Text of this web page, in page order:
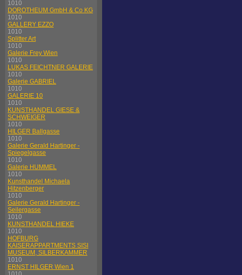
1010
DOROTHEUM GmbH & Co KG
1010
GALLERY EZZO
1010
Splitter Art
1010
Galerie Frey Wien
1010
LUKAS FEICHTNER GALERIE
1010
Galerie GABRIEL
1010
GALERIE 10
1010
KUNSTHANDEL GIESE &
SCHWEIGER
1010
HILGER Ballgasse
1010
Galerie Gerald Hartinger -
Spiegelgasse
1010
Galerie HUMMEL
1010
Kunsthandel Michaela
Hitzenberger
1010
Galerie Gerald Hartinger -
Seilergasse
1010
KUNSTHANDEL HIEKE
1010
HOFBURG
KAISERAPPARTMENTS SISI
MUSEUM, SILBERKAMMER
1010
ERNST HILGER Wien 1